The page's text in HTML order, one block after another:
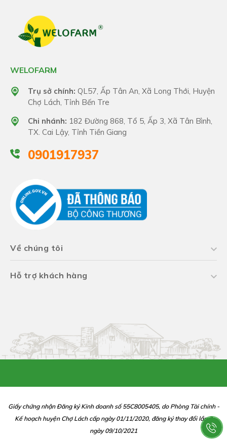
WELOFARM
Trụ sở chính: QL57, Ấp Tân An, Xã Long Thới, Huyện
Chợ Lách, Tỉnh Bến Tre
Chi nhánh: 182 Đường 868, Tổ 5, Ấp 3, Xã Tân Bình,
TX. Cai Lậy, Tỉnh Tiền Giang
0901917937
Về chúng tôi
Hỗ trợ khách hàng
Giấy chứng nhận Đăng ký Kinh doanh số 55C8005405, do Phòng Tài chính -
Kế hoạch huyện Chợ Lách cấp ngày 01/11/2020, đăng ký thay đổi lần 2
ngày 09/10/2021